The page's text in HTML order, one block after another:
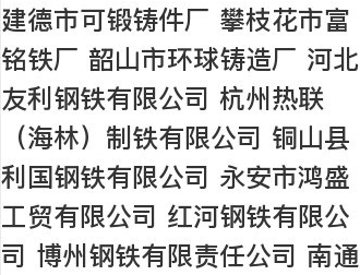
建德市可锻铸件厂 攀枝花市富
铭铁厂 韶山市环球铸造厂 河北
友利钢铁有限公司 杭州热联
（海林）制铁有限公司 铜山县
利国钢铁有限公司 永安市鸿盛
工贸有限公司 红河钢铁有限公
司 博州钢铁有限责任公司 南通